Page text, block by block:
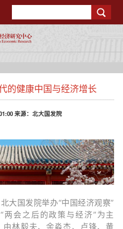
的健康中国与经济增长
来源：北大国发院
大国发院举办“中国经济观察”
会之后的政策与经济”为主
林毅夫、余淼杰、卢锋、黄